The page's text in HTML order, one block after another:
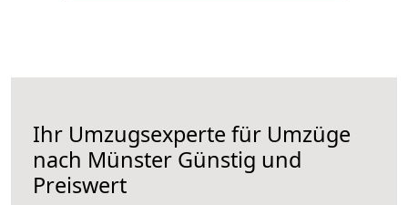
Ihr Umzugsexperte für Umzüge
nach Münster Günstig und
Preiswert